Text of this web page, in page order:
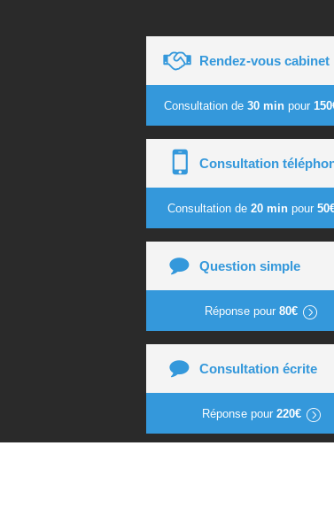
Rendez-vous cabinet
Consultation de 30 min pour
Consultation
Consultation de 20 minpour
Question simple
Réponse pour 80€
Consultation écrite
Réponse pour 220€